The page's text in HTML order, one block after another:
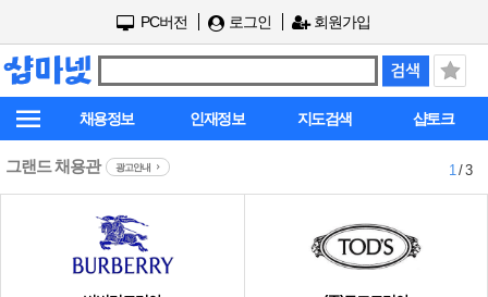
PC버전 로그인 회원가입
채용정보 인재정보 지도검색 샵토크
그랜드 채용관 광고안내 1/ 3